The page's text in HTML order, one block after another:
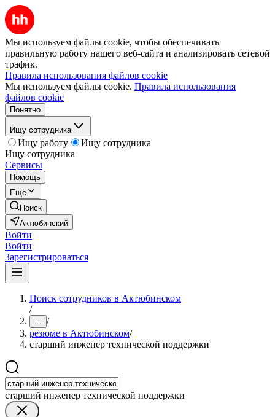
Мы используем файлы cookie, чтобы обеспечивать
правильную работу нашего веб-сайта и анализировать сетевой
трафик.
Правила использования файлов cookie
Мы используем файлы cookie. Правила использования
файлов cookie
Понятно
Ищу сотрудника
Ищу работу
Ищу сотрудника
Ищу сотрудника
Сервисы
Помощь
Ещё
Поиск
Актюбинский
Войти
Войти
Зарегистрироваться
Поиск сотрудников в Актюбинском
/
... /
резюме в Актюбинском/
старший инженер технической поддержки
старший инженер технической поддержки